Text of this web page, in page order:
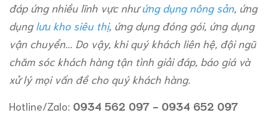
đáp ứng nhiều lĩnh vực nhưứng dụng nông sản, ứng
dụnglưu kho siêu thị, ứng dụng đóng gói, ứng dụng
vận chuyển... Do vậy, khi quý khách liên hệ, đội ngũ
chăm sóc khách hàng tận tình giải đáp, báo giá và
xử lý mọi vấn đề cho quý khách hàng.
Hotline/Zalo: 0934 562 097 - 0934 652 097